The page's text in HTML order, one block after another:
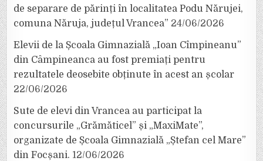
de separare de părinți în localitatea Podu Nărujei,
comuna Năruja, județul Vrancea” 24/06/2026
Elevii de la Școala Gimnazială „Ioan Cîmpineanu”
din Câmpineanca au fost premiați pentru
rezultatele deosebite obținute în acest an școlar
22/06/2026
Sute de elevi din Vrancea au participat la
concursurile „Grămăticel” și „MaxiMate”,
organizate de Școala Gimnazială „Ștefan cel Mare”
din Focșani. 12/06/2026